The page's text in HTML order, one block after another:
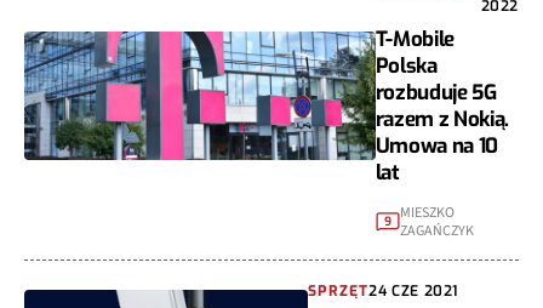
2022
T-Mobile
Polska
rozbuduje 5G
razem z Nokią.
Umowa na 10
lat
9 MIESZKO
ZAGAŃCZYK
SPRZĘT24 CZE 2021